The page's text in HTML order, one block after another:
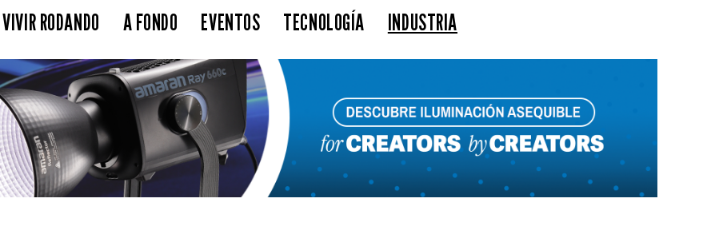
VIVIR RODANDO A FONDO EVENTOS TECNOLOGÍA INDUSTRIA